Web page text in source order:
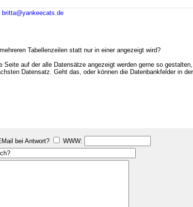
britta@yankeecats.de
Tabellenzeilen statt nur in einer angezeigt wird?
Seite auf der alle Datensätze angezeigt werden gerne so
Datensatz. Geht das, oder können die Datenbankfelder in
bei Antwort?
WWW: